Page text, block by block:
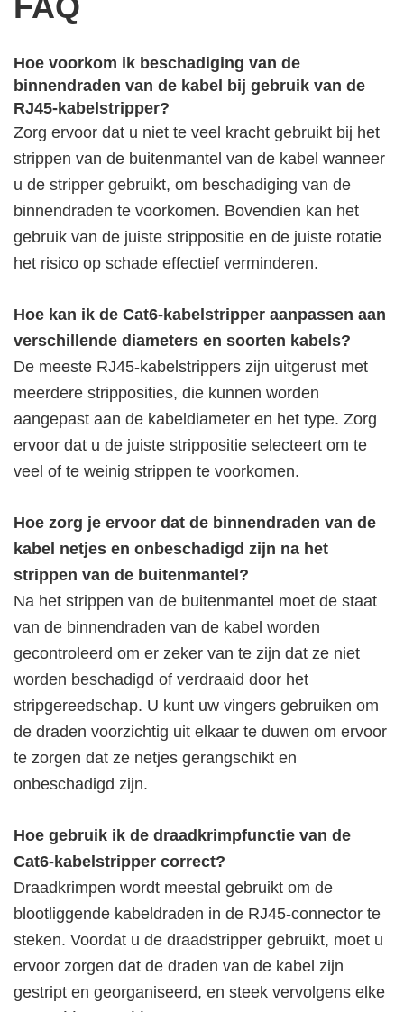
Hoe voorkom ik beschadiging van de
binnendraden van de kabel bij gebruik van de
RJ45-kabelstripper?
Zorg ervoor dat u niet te veel kracht gebruikt bij het
strippen van de buitenmantel van de kabel wanneer
u de stripper gebruikt, om beschadiging van de
binnendraden te voorkomen. Bovendien kan het
gebruik van de juiste strippositie en de juiste rotatie
het risico op schade effectief verminderen.
Hoe kan ik de Cat6-kabelstripper aanpassen aan
verschillende diameters en soorten kabels?
De meeste RJ45-kabelstrippers zijn uitgerust met
meerdere stripposities, die kunnen worden
aangepast aan de kabeldiameter en het type. Zorg
ervoor dat u de juiste strippositie selecteert om te
veel of te weinig strippen te voorkomen.
Hoe zorg je ervoor dat de binnendraden van de
kabel netjes en onbeschadigd zijn na het
strippen van de buitenmantel?
Na het strippen van de buitenmantel moet de staat
van de binnendraden van de kabel worden
gecontroleerd om er zeker van te zijn dat ze niet
worden beschadigd of verdraaid door het
stripgereedschap. U kunt uw vingers gebruiken om
de draden voorzichtig uit elkaar te duwen om ervoor
te zorgen dat ze netjes gerangschikt en
onbeschadigd zijn.
Hoe gebruik ik de draadkrimpfunctie van de
Cat6-kabelstripper correct?
Draadkrimpen wordt meestal gebruikt om de
blootliggende kabeldraden in de RJ45-connector te
steken. Voordat u de draadstripper gebruikt, moet u
ervoor zorgen dat de draden van de kabel zijn
gestript en georganiseerd, en steek vervolgens elke